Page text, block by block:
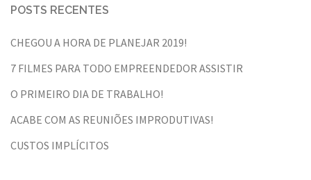
POSTS RECENTES
CHEGOU A HORA DE PLANEJAR 2019!
7 FILMES PARA TODO EMPREENDEDOR ASSISTIR
O PRIMEIRO DIA DE TRABALHO!
ACABE COM AS REUNIÕES IMPRODUTIVAS!
CUSTOS IMPLÍCITOS